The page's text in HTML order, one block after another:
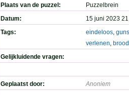
Plaats van de puzzel:
Puzzelbrein
Datum:
15 juni 2023
Tags:
eindeloos,
verlenen, brood
Gelijkluidende vragen:
Geplaatst door: Anoniem